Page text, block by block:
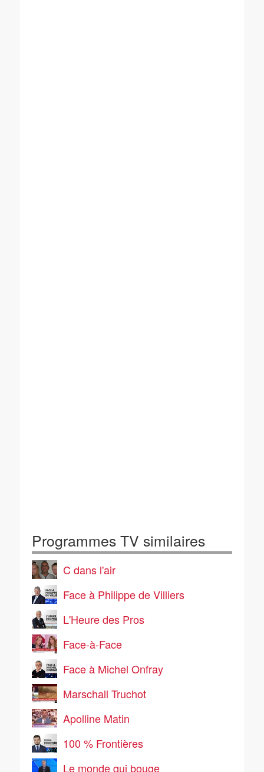
Programmes TV similaires
C dans l'air
Face à Philippe de Villiers
L'Heure des Pros
Face-à-Face
Face à Michel Onfray
Marschall Truchot
Apolline Matin
100 % Frontières
Le monde qui bouge